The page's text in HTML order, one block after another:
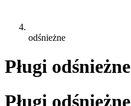
odśnieżne
Pługi odśnieżne
Pługi odśnieżne